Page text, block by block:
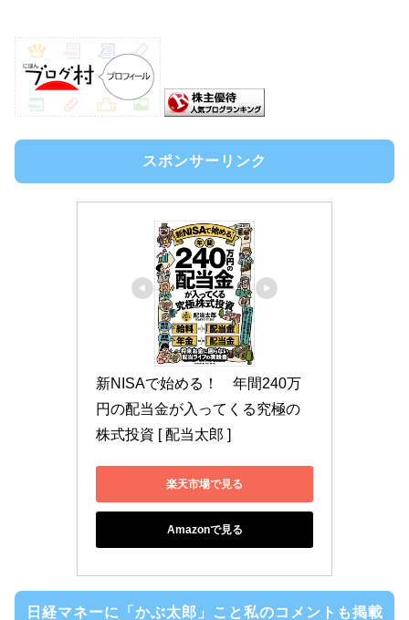
スポンサーリンク
新NISAで始める！　年間240万
円の配当金が入ってくる究極の
株式投資 [ 配当太郎 ]
楽天市場で見る
Amazonで見る
日経マネーに「かぶ太郎」こと私のコメントも掲載